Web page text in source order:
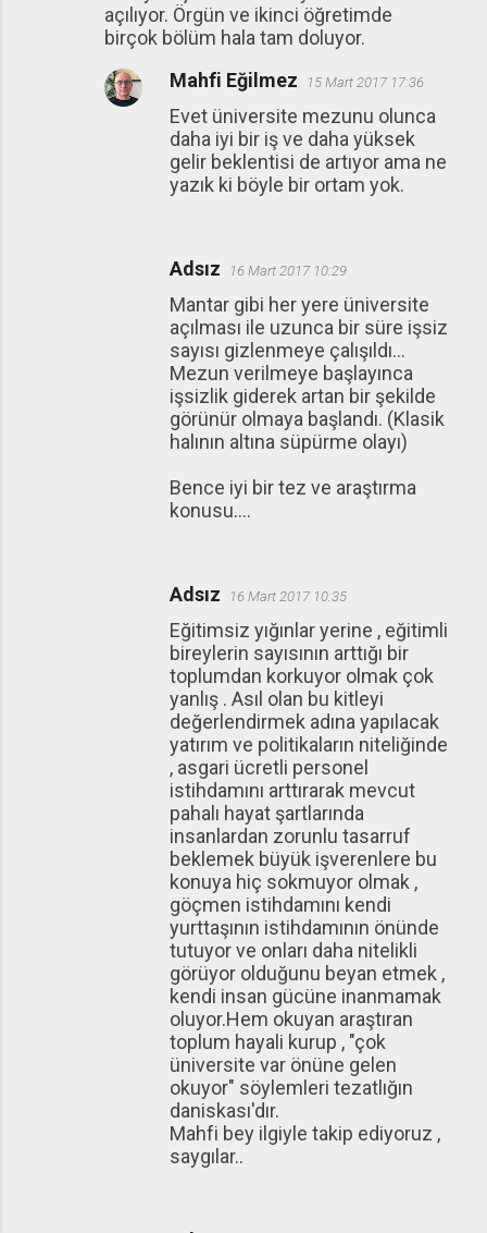
açılıyor. Örgün ve ikinci öğretimde
birçok bölüm hala tam doluyor.
Mahfi Eğilmez
15 Mart 2017 17:36
Evet üniversite mezunu olunca
daha iyi bir iş ve daha yüksek
gelir beklentisi de artıyor ama ne
yazık ki böyle bir ortam yok.
Adsız 16 Mart 2017 10:29
Mantar gibi her yere üniversite
açılması ile uzunca bir süre işsiz
sayısı gizlenmeye çalışıldı...
Mezun verilmeye başlayınca
işsizlik giderek artan bir şekilde
görünür olmaya başlandı. (Klasik
halının altına süpürme olayı)
Bence iyi bir tez ve araştırma
konusu....
Adsız 16 Mart 2017 10:35
Eğitimsiz yığınlar yerine , eğitimli
bireylerin sayısının arttığı bir
toplumdan korkuyor olmak çok
yanlış . Asıl olan bu kitleyi
değerlendirmek adına yapılacak
yatırım ve politikaların niteliğinde
, asgari ücretli personel
istihdamını arttırarak mevcut
pahalı hayat şartlarında
insanlardan zorunlu tasarruf
beklemek büyük işverenlere bu
konuya hiç sokmuyor olmak ,
göçmen istihdamını kendi
yurttaşının istihdamının önünde
tutuyor ve onları daha nitelikli
görüyor olduğunu beyan etmek ,
kendi insan gücüne inanmamak
oluyor.Hem okuyan araştıran
toplum hayali kurup , "çok
üniversite var önüne gelen
okuyor" söylemleri tezatlığın
daniskası'dır.
Mahfi bey ilgiyle takip ediyoruz ,
saygılar..